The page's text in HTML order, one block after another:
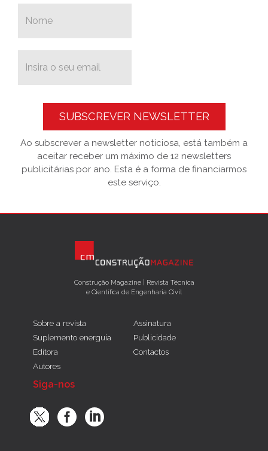
SUBSCREVER NEWSLETTER
Ao subscrever a newsletter noticiosa, está também a
aceitar receber um máximo de 12 newsletters
publicitárias por ano. Esta é a forma de financiarmos
este serviço.
Construção Magazine | Revista Técnica
e Científica de Engenharia Civil
Sobre a revista
Suplemento energuia
Editora
Autores
Assinatura
Publicidade
Contactos
Siga-nos